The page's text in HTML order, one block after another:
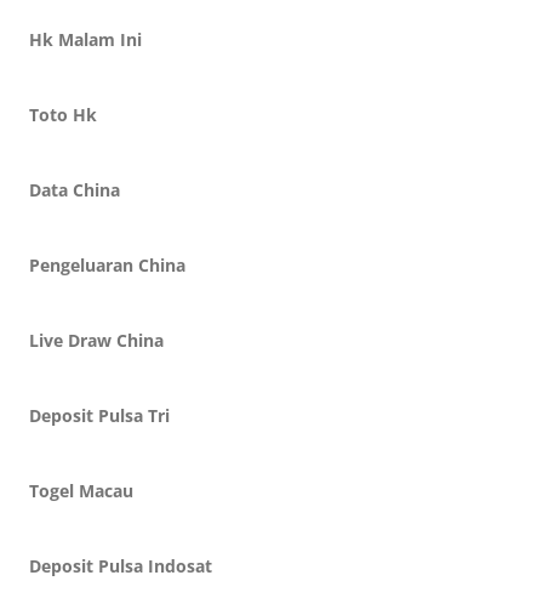
Hk Malam Ini
Toto Hk
Data China
Pengeluaran China
Live Draw China
Deposit Pulsa Tri
Togel Macau
Deposit Pulsa Indosat